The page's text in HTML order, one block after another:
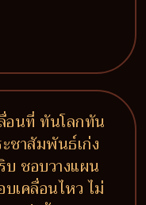
อนที่ ทันโลกทัน
ชาสัมพันธ์เก่ง
ชอบวางแผน
เคลื่อนไหว ไม่